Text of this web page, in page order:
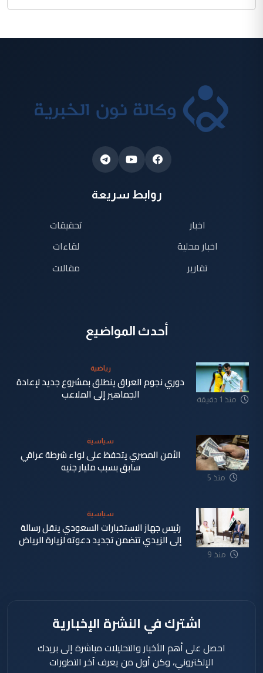
روابط سريعة
اخبار
اخبار محلية
تقارير
تحقيقات
لقاءات
مقالات
أحدث المواضيع
منذ 1 دقيقة
رياضية
دوري نجوم العراق ينطلق بمشروع جديد لإعادة
الجماهير إلى الملاعب
منذ 5
سياسية
الأمن المصري يتحفظ على لواء شرطة عراقي
سابق بسبب مليار جنيه
منذ 9
سياسية
رئيس جهاز الاستخبارات السعودي ينقل رسالة
إلى الزيدي تتضمن تجديد دعوته لزيارة الرياض
اشترك في النشرة الإخبارية
احصل على أهم الأخبار والتحليلات مباشرة إلى بريدك
الإلكتروني، وكن أول من يعرف آخر التطورات